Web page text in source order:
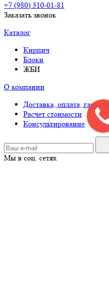
+7 (980) 310-01-81
Заказать звонок
Каталог
Кирпич
Блоки
ЖБИ
О компании
Доставка, оплата,
Расчет стоимости
Консультирование
Мы в соц. сетях